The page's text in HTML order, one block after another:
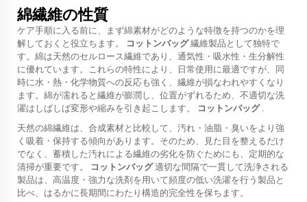
綿繊維の性質
ケア手順に入る前に、まず綿素材がどのような特徴を持つのかを理
解しておくと役立ちます。
コットンバッグ繊維製品として独特で
す。綿は天然のセルロース繊維であり、通気性・吸水性・生分解性
に優れています。これらの特性により、日常使用に最適ですが、同
時に水・熱・化学物質への反応も強く、繊維が損なわれやすくなり
ます。綿が濡れると繊維が膨潤し、位置がずれるため、不適切な洗
濯はしばしば変形や縮みを引き起こします。
コットンバッグ .
天然の綿繊維は、合成素材と比較して、汚れ・油脂・臭いをより強
く吸着・保持する傾向があります。そのため、見た目を整えるだけ
でなく、蓄積した汚れによる繊維の劣化を防ぐためにも、定期的な
清掃が重要です。
コットンバッグ適切な間隔で一貫して洗浄される
製品は、高温度・強力な洗剤を用いて頻度の低い洗濯を行う製品と
比べ、はるかに長期間にわたり構造的完全性を保ちます。